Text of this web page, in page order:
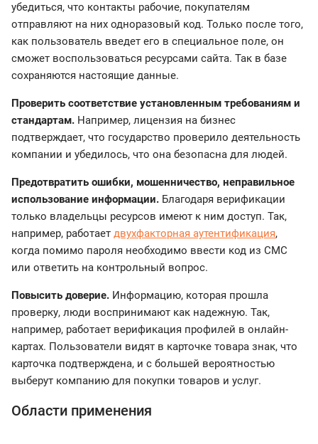
убедиться, что контакты рабочие, покупателям
отправляют на них одноразовый код. Только после того,
как пользователь введет его в специальное поле, он
сможет воспользоваться ресурсами сайта. Так в базе
сохраняются настоящие данные.
Проверить соответствие установленным требованиям и
стандартам. Например, лицензия на бизнес
подтверждает, что государство проверило деятельность
компании и убедилось, что она безопасна для людей.
Предотвратить ошибки, мошенничество, неправильное
использование информации. Благодаря верификации
только владельцы ресурсов имеют к ним доступ. Так,
например, работает двухфакторная аутентификация,
когда помимо пароля необходимо ввести код из СМС
или ответить на контрольный вопрос.
Повысить доверие. Информацию, которая прошла
проверку, люди воспринимают как надежную. Так,
например, работает верификация профилей в онлайн-
картах. Пользователи видят в карточке товара знак, что
карточка подтверждена, и с большей вероятностью
выберут компанию для покупки товаров и услуг.
Области применения